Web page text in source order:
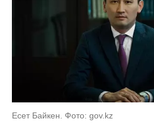
Есет Байкен. Фото: gov.kz